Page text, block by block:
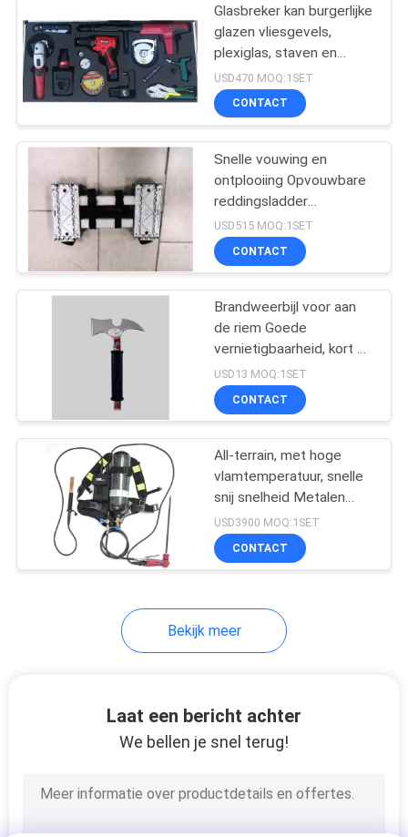
EOD-Materiaal
Intrinsiek Veilig
Instrument
draagbare
gasdetector
Door Muurradar
Glasbreker kan burgerlijke
glazen vliesgevels,
plexiglas, staven en
ijzeren platen doorbreken
USD470 MOQ:1SET
CONTACT
Snelle vouwing en
ontplooiing Opvouwbare
reddingsladder
gemakkelijk mee te
nemen
USD515 MOQ:1SET
CONTACT
Brandweerbijl voor aan
de riem Goede
vernietigbaarheid, kort en
lichtgewicht en moeilijk
los te laten.
USD13 MOQ:1SET
CONTACT
All-terrain, met hoge
vlamtemperatuur, snelle
snij snelheid Metalen
boog land en water
snijmachine (6,8L
gascilinder)
USD3900 MOQ:1SET
CONTACT
Bekijk meer
Laat een bericht achter
We bellen je snel terug!